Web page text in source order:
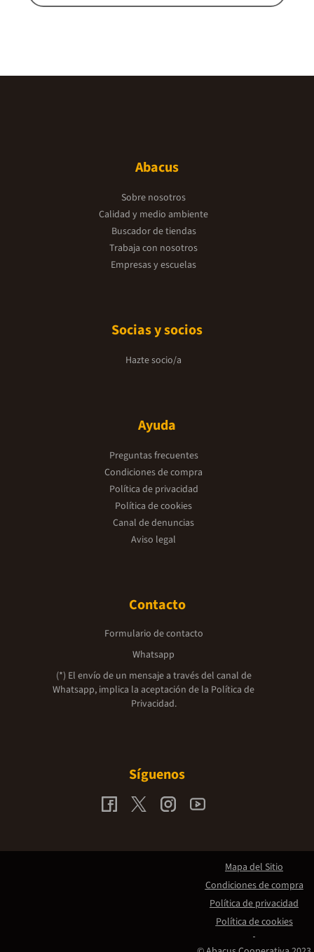
Abacus
Sobre nosotros
Calidad y medio ambiente
Buscador de tiendas
Trabaja con nosotros
Empresas y escuelas
Socias y socios
Hazte socio/a
Ayuda
Preguntas frecuentes
Condiciones de compra
Política de privacidad
Política de cookies
Canal de denuncias
Aviso legal
Contacto
Formulario de contacto
Whatsapp
(*) El envío de un mensaje a través del canal de
Whatsapp, implica la aceptación de la Política de
Privacidad.
Síguenos
Mapa del Sitio
Condiciones de compra
Política de privacidad
Política de cookies